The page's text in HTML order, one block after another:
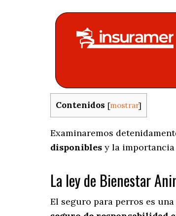
Contenidos [mostrar]
Examinaremos
disponibles y la importancia
La ley de Bienestar
El seguro para perros es